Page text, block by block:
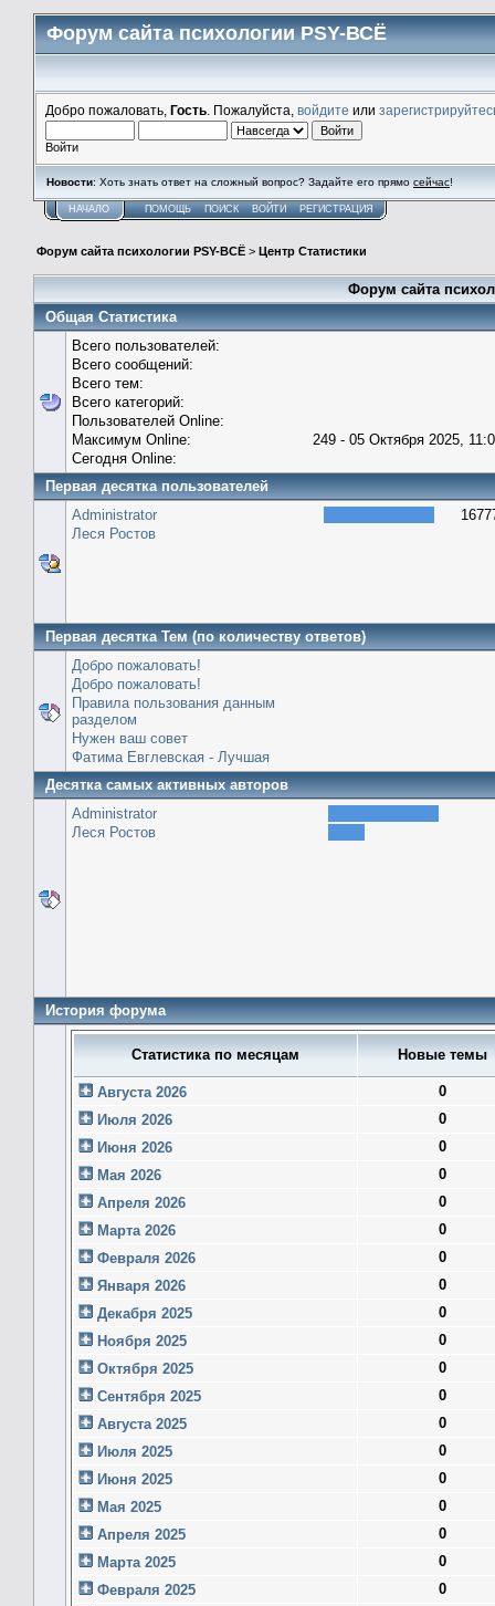
Форум сайта психологии PSY-ВСЁ
Добро пожаловать, Гость . Пожалуйста, войдите или
Войти
Новости: Хоть знать ответ на сложный вопрос? Задайте его прямо сейчас!
НАЧАЛО ПОМОЩЬ ПОИСК ВОЙТИ РЕГИСТРАЦИЯ
Форум сайта психологии PSY-ВСЁ > Центр Статистики
Форум сайта
Общая Статистика
Всего пользователей:
Всего сообщений:
Всего тем:
Всего категорий:
Пользователей Online:
Максимум Online:
249 - 05 Октября 2025,
Сегодня Online:
Первая десятка пользователей
Administrator
Леся Ростов
Первая десятка Тем (по количеству ответов)
Добро пожаловать!
Добро пожаловать!
Правила пользования данным
разделом
Нужен ваш совет
Фатима Евглевская - Лучшая
Десятка самых активных авторов
Administrator
Леся Ростов
История форума
Статистика по месяцам Новые темы
Августа 2026
0
Июля 2026
0
Июня 2026
0
Мая 2026
0
Апреля 2026
0
Марта 2026
0
Февраля 2026
0
Января 2026
0
Декабря 2025
0
Ноября 2025
0
Октября 2025
0
Сентября 2025
0
Августа 2025
0
Июля 2025
0
Июня 2025
0
Мая 2025
0
Апреля 2025
0
Марта 2025
0
Февраля 2025
0